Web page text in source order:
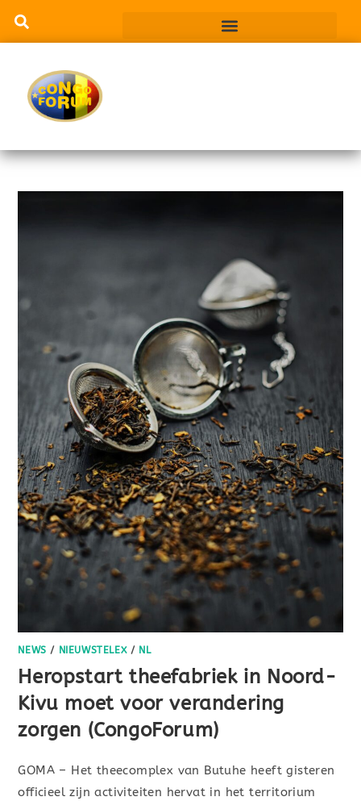
NEWS / NIEUWSTELEX/ NL
Heropstart theefabriek in Noord-
Kivu moet voor verandering
zorgen (CongoForum)
GOMA – Het theecomplex van Butuhe heeft gisteren
officieel zijn activiteiten hervat in het territorium